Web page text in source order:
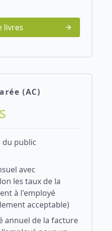
livres
(AC)
du public
avec
les taux de la
à l'employé
acceptable)
annuel de la facture